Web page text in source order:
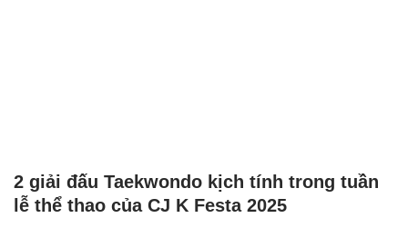
2 giải đấu Taekwondo kịch tính trong tuần
lễ thể thao của CJ K Festa 2025